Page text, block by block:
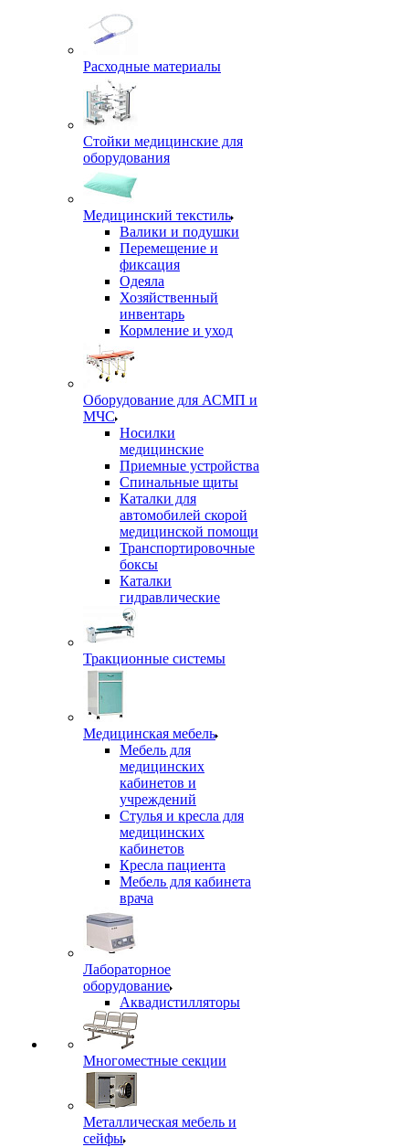
Расходные материалы
Стойки медицинские для
оборудования
Медицинский текстиль
Валики и подушки
Перемещение и
фиксация
Одеяла
Хозяйственный
инвентарь
Кормление и уход
Оборудование для АСМП и
МЧС
Носилки
медицинские
Приемные устройства
Спинальные щиты
Каталки для
автомобилей скорой
медицинской помощи
Транспортировочные
боксы
Каталки
гидравлические
Тракционные системы
Медицинская мебель
Мебель для
медицинских
кабинетов и
учреждений
Стулья и кресла для
медицинских
кабинетов
Кресла пациента
Мебель для кабинета
врача
Лабораторное
оборудование
Аквадистилляторы
Многоместные секции
Металлическая мебель и
сейфы